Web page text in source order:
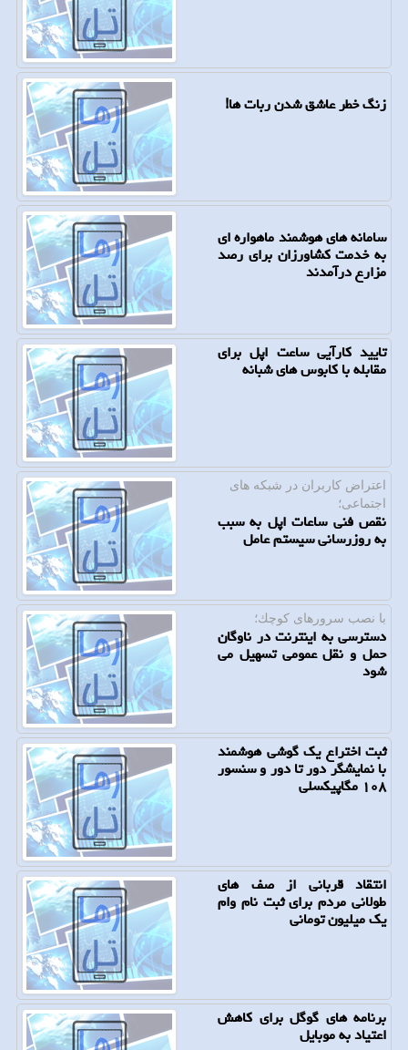
زنگ خطر عاشق شدن ربات ها!
سامانه های هوشمند ماهواره ای
به خدمت كشاورزان برای رصد
مزارع درآمدند
تایید كارآیی ساعت اپل برای
مقابله با كابوس های شبانه
اعتراض كاربران در شبكه های
اجتماعی؛
نقص فنی ساعات اپل به سبب
به روزرسانی سیستم عامل
با نصب سرورهای كوچك؛
دسترسی به اینترنت در ناوگان
حمل و نقل عمومی تسهیل می
شود
ثبت اختراع یك گوشی هوشمند
با نمایشگر دور تا دور و سنسور
۱۰۸ مگاپیكسلی
انتقاد قربانی از صف های
طولانی مردم برای ثبت نام وام
یك میلیون تومانی
برنامه های گوگل برای كاهش
اعتیاد به موبایل